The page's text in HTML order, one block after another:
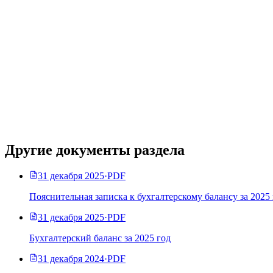
Другие документы раздела
31 декабря 2025·PDF
Пояснительная записка к бухгалтерскому балансу за 2025
31 декабря 2025·PDF
Бухгалтерский баланс за 2025 год
31 декабря 2024·PDF